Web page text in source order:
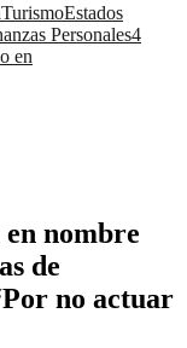
TurismoEstados
Personales4
en
nombre
de
no actuar